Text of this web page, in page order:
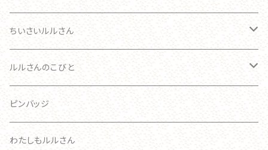
わたしのルルさん オーダーメイド
おとな
こども
あかちゃん
ちいさいルルさん
ルルさん
ブローチ
ブローチ
ルルさんのこびと
ルルさん
ブローチ
ピンバッジ
わたしもルルさん